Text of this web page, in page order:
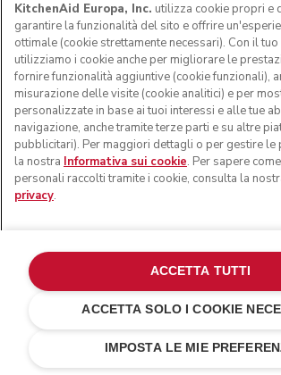
Senza batteria
100% pagamenti sicuri
KitchenAid Europa, Inc. utilizza cookie propri e
garantire la funzionalità del sito e offrire
ottimale (cookie strettamente necessari). Con il
utilizziamo i cookie anche per migliorare le
fornire funzionalità aggiuntive (cookie funzionali),
misurazione delle visite (cookie analitici) e per
personalizzate in base ai tuoi interessi e alle tue
navigazione, anche tramite terze parti e su altre
pubblicitari). Per maggiori dettagli o per gestire le
la nostra Informativa sui cookie. Per sapere
personali raccolti tramite i cookie, consulta la
privacy.
IMPOSTA LE MIE
ACCETTA SOLO I COOKIE
ACCETTA TUTTI